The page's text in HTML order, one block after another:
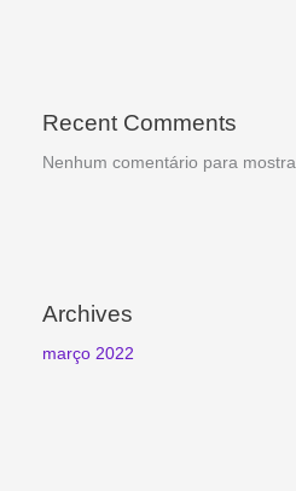
Recent Comments
Nenhum comentário para
Archives
março 2022